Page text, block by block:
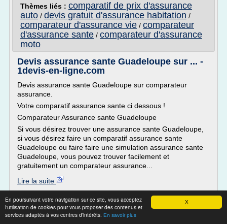
X
En poursuivant votre navigation sur ce site, vous acceptez
l'utilisation de cookies pour vous proposer des contenus et
services adaptés à vos centres d'intérêts. En savoir plus
Thèmes liés : comparatif de prix d'assurance
auto / devis gratuit d'assurance habitation /
comparateur d'assurance vie / comparateur
d'assurance sante / comparateur d'assurance
moto
Devis assurance sante Guadeloupe sur ... -
1devis-en-ligne.com
Devis assurance sante Guadeloupe sur comparateur
assurance.
Votre comparatif assurance sante ci dessous !
Comparateur Assurance sante Guadeloupe
Si vous désirez trouver une assurance sante Guadeloupe,
si vous désirez faire un comparatif assurance sante
Guadeloupe ou faire faire une simulation assurance sante
Guadeloupe, vous pouvez trouver facilement et
gratuitement un comparateur assurance...
Lire la suite
Site :http://1devis-en-ligne.com
Moto Assurance, devis en ligne pour